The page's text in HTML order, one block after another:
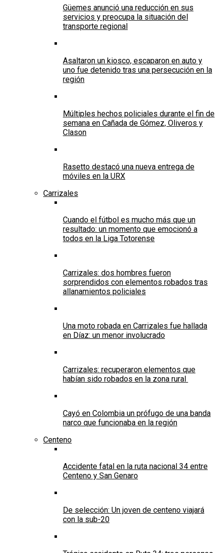
Güemes anunció una reducción en sus
servicios y preocupa la situación del
transporte regional
Asaltaron un kiosco, escaparon en auto y
uno fue detenido tras una persecución en la
región
Múltiples hechos policiales durante el fin de
semana en Cañada de Gómez, Oliveros y
Clason
Rasetto destacó una nueva entrega de
móviles en la URX
Carrizales
Cuando el fútbol es mucho más que un
resultado: un momento que emocionó a
todos en la Liga Totorense
Carrizales: dos hombres fueron
sorprendidos con elementos robados tras
allanamientos policiales
Una moto robada en Carrizales fue hallada
en Díaz: un menor involucrado
Carrizales: recuperaron elementos que
habían sido robados en la zona rural
Cayó en Colombia un prófugo de una banda
narco que funcionaba en la región
Centeno
Accidente fatal en la ruta nacional 34 entre
Centeno y San Genaro
De selección: Un joven de centeno viajará
con la sub-20